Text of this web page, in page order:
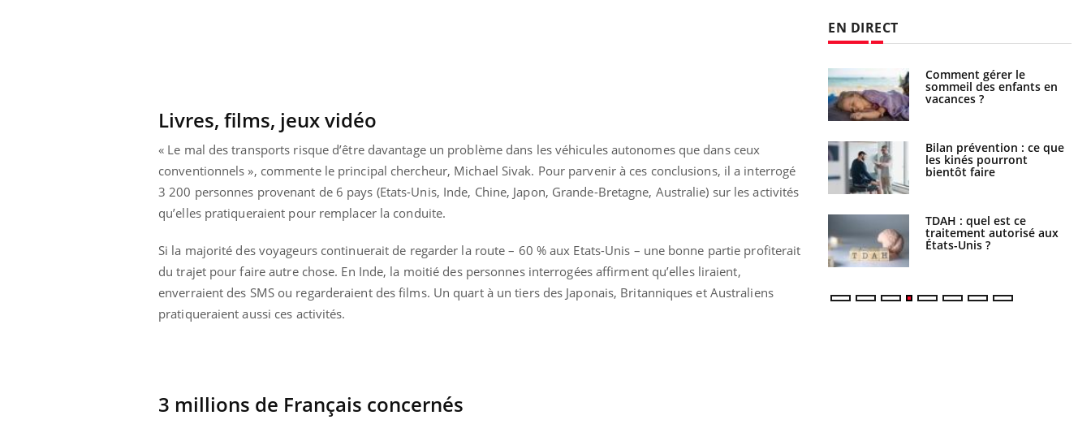
Livres, films, jeux vidéo
« Le mal des transports risque d’être davantage un problème dans les véhicules autonomes que dans ceux
conventionnels », commente le principal chercheur, Michael Sivak. Pour parvenir à ces conclusions, il a interrogé
3 200 personnes provenant de 6 pays (Etats-Unis, Inde, Chine, Japon, Grande-Bretagne, Australie) sur les activités
qu’elles pratiqueraient pour remplacer la conduite.
Si la majorité des voyageurs continuerait de regarder la route – 60 % aux Etats-Unis – une bonne partie profiterait
du trajet pour faire autre chose. En Inde, la moitié des personnes interrogées affirment qu’elles liraient,
enverraient des SMS ou regarderaient des films. Un quart à un tiers des Japonais, Britanniques et Australiens
pratiqueraient aussi ces activités.
3 millions de Français concernés
EN DIRECT
Le Viagra pourrait-il
freiner la propagation du
cancer ?
Pourquoi manger moins
finalement être bénéfique
Le smartphone nuit-il à
l'apprentissage de la
lecture ?
Mordue par une tique en
le coma pendant 42 jours
Légionellose en Suisse :
quelle est l’origine de la
contamination ?
les réactions sévères
Comment gérer le
sommeil des enfants en
vacances ?
Bilan prévention : ce que
les kinés pourront
bientôt faire
TDAH : quel est ce
traitement autorisé aux
États-Unis ?